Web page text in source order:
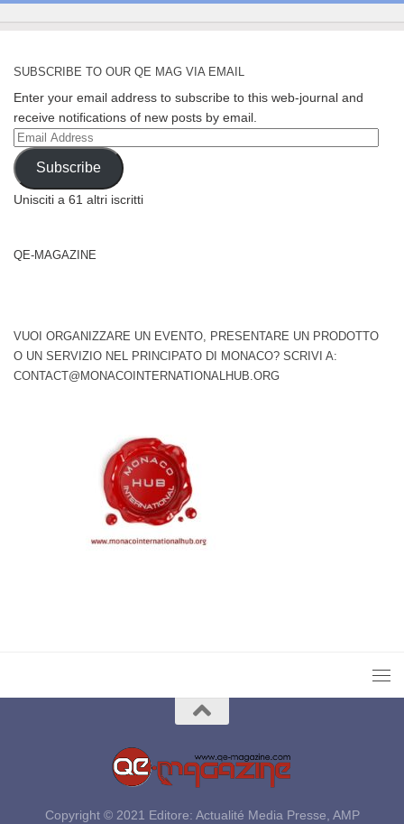
SUBSCRIBE TO OUR QE MAG VIA EMAIL
Enter your email address to subscribe to this web-journal and
receive notifications of new posts by email.
Email
Address
Subscribe
Unisciti a 61 altri iscritti
QE-MAGAZINE
VUOI ORGANIZZARE UN EVENTO, PRESENTARE UN PRODOTTO
O UN SERVIZIO NEL PRINCIPATO DI MONACO? SCRIVI A:
CONTACT@MONACOINTERNATIONALHUB.ORG
Copyright © 2021 Editore: Actualité Media Presse, AMP